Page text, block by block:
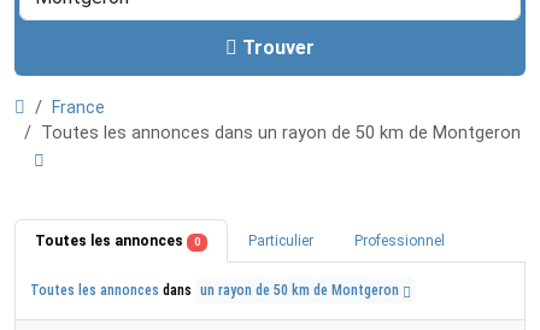
Trouver
France
Toutes les annonces dans un rayon de 50 km de Montgeron
Toutes les annonces 0 Particulier Professionnel
Toutes les annonces dans un rayon de 50 km de Montgeron